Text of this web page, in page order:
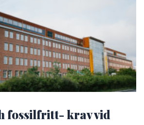
fossilfritt- krav vid